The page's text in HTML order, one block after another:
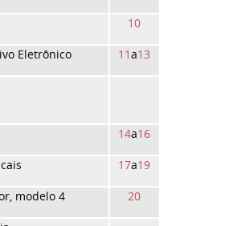
10
Eletrônico 11a13
14a16
17a19
modelo 4 20